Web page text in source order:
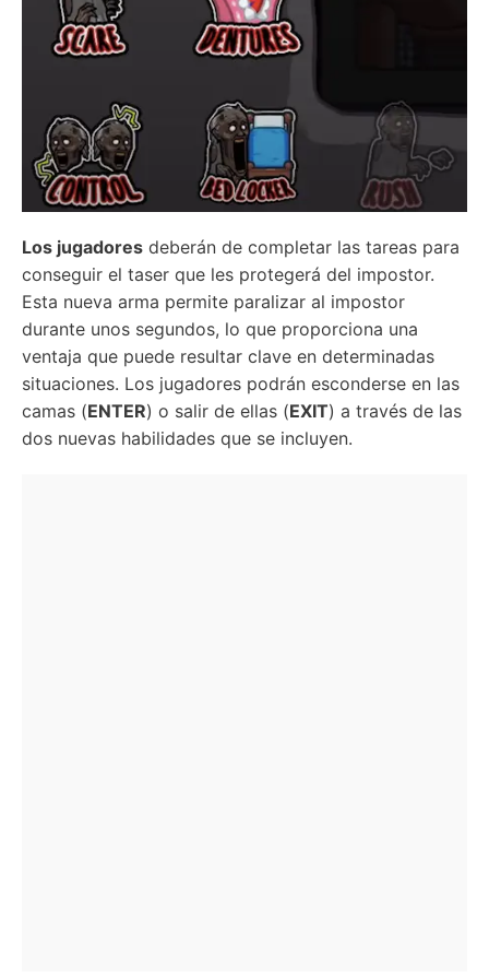
Los jugadores deberán de completar las tareas para
conseguir el taser que les protegerá del impostor.
Esta nueva arma permite paralizar al impostor
durante unos segundos, lo que proporciona una
ventaja que puede resultar clave en determinadas
situaciones. Los jugadores podrán esconderse en las
camas (ENTER) o salir de ellas (EXIT) a través de las
dos nuevas habilidades que se incluyen.